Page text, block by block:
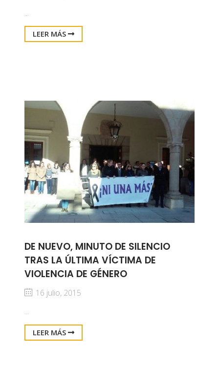
...
LEER MÁS
DE NUEVO, MINUTO DE SILENCIO
TRAS LA ÚLTIMA VÍCTIMA DE
VIOLENCIA DE GÉNERO
16 julio, 2015
...
LEER MÁS